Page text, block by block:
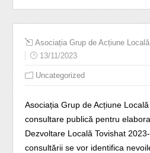
Asociația Grup de Acțiune
13/11/2023
Uncategorized
Asociația Grup de Acțiune
consultare publică pentru
Dezvoltare Locală Tovishat
consultării se vor identifica